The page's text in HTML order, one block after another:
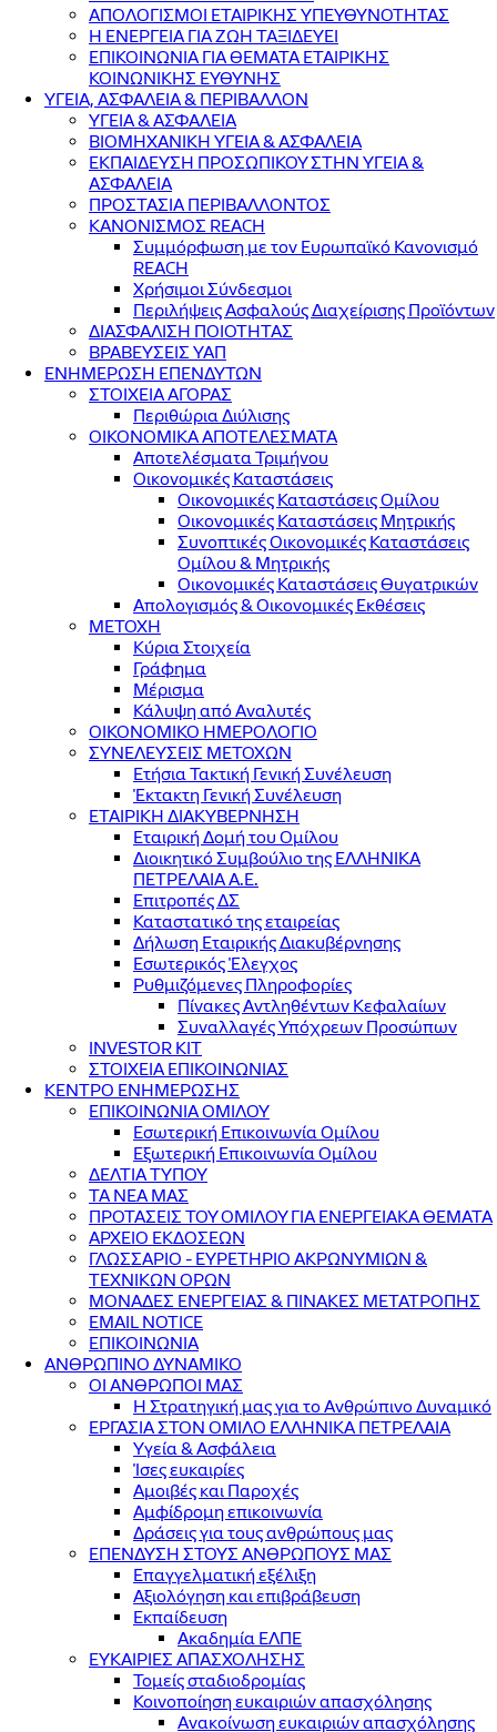
ΑΠΟΛΟΓΙΣΜΟΙ ΕΤΑΙΡΙΚΗΣ ΥΠΕΥΘΥΝΟΤΗΤΑΣ
Η ΕΝΕΡΓΕΙΑ ΓΙΑ ΖΩΗ ΤΑΞΙΔΕΥΕΙ
ΕΠΙΚΟΙΝΩΝΙΑ ΓΙΑ ΘΕΜΑΤΑ ΕΤΑΙΡΙΚΗΣ
ΚΟΙΝΩΝΙΚΗΣ ΕΥΘΥΝΗΣ
ΥΓΕΙΑ, ΑΣΦΑΛΕΙΑ & ΠΕΡΙΒΑΛΛΟΝ
ΥΓΕΙΑ & ΑΣΦΑΛΕΙΑ
ΒΙΟΜΗΧΑΝΙΚΗ ΥΓΕΙΑ & ΑΣΦΑΛΕΙΑ
ΕΚΠΑΙΔΕΥΣΗ ΠΡΟΣΩΠΙΚΟΥ ΣΤΗΝ ΥΓΕΙΑ &
ΑΣΦΑΛΕΙΑ
ΠΡΟΣΤΑΣΙΑ ΠΕΡΙΒΑΛΛΟΝΤΟΣ
ΚΑΝΟΝΙΣΜΟΣ REACH
Συμμόρφωση με τον Ευρωπαϊκό Κανονισμό
REACH
Χρήσιμοι Σύνδεσμοι
Περιλήψεις Ασφαλούς Διαχείρισης Προϊόντων
ΔΙΑΣΦΑΛΙΣΗ ΠΟΙΟΤΗΤΑΣ
ΒΡΑΒΕΥΣΕΙΣ ΥΑΠ
ΕΝΗΜΕΡΩΣΗ ΕΠΕΝΔΥΤΩΝ
ΣΤΟΙΧΕΙΑ ΑΓΟΡΑΣ
Περιθώρια Διύλισης
ΟΙΚΟΝΟΜΙΚΑ ΑΠΟΤΕΛΕΣΜΑΤΑ
Αποτελέσματα Τριμήνου
Οικονομικές Καταστάσεις
Οικονομικές Καταστάσεις Ομίλου
Οικονομικές Καταστάσεις Μητρικής
Συνοπτικές Οικονομικές Καταστάσεις
Ομίλου & Μητρικής
Οικονομικές Καταστάσεις Θυγατρικών
Απολογισμός & Οικονομικές Εκθέσεις
ΜΕΤΟΧΗ
Κύρια Στοιχεία
Γράφημα
Μέρισμα
Κάλυψη από Αναλυτές
ΟΙΚΟΝΟΜΙΚΟ ΗΜΕΡΟΛΟΓΙΟ
ΣΥΝΕΛΕΥΣΕΙΣ ΜΕΤΟΧΩΝ
Ετήσια Τακτική Γενική Συνέλευση
Έκτακτη Γενική Συνέλευση
ΕΤΑΙΡΙΚΗ ΔΙΑΚΥΒΕΡΝΗΣΗ
Εταιρική Δομή του Ομίλου
Διοικητικό Συμβούλιο της ΕΛΛΗΝΙΚΑ
ΠΕΤΡΕΛΑΙΑ Α.Ε.
Επιτροπές ΔΣ
Καταστατικό της εταιρείας
Δήλωση Εταιρικής Διακυβέρνησης
Εσωτερικός Έλεγχος
Ρυθμιζόμενες Πληροφορίες
Πίνακες Αντληθέντων Κεφαλαίων
Συναλλαγές Υπόχρεων Προσώπων
INVESTOR KIT
ΣΤΟΙΧΕΙΑ ΕΠΙΚΟΙΝΩΝΙΑΣ
ΚΕΝΤΡΟ ΕΝΗΜΕΡΩΣΗΣ
ΕΠΙΚΟΙΝΩΝΙΑ ΟΜΙΛΟΥ
Εσωτερική Επικοινωνία Ομίλου
Εξωτερική Επικοινωνία Ομίλου
ΔΕΛΤΙΑ ΤΥΠΟΥ
ΤΑ ΝΕΑ ΜΑΣ
ΠΡΟΤΑΣΕΙΣ ΤΟΥ ΟΜΙΛΟΥ ΓΙΑ ΕΝΕΡΓΕΙΑΚΑ ΘΕΜΑΤΑ
ΑΡΧΕΙΟ ΕΚΔΟΣΕΩΝ
ΓΛΩΣΣΑΡΙΟ - ΕΥΡΕΤΗΡΙΟ ΑΚΡΩΝΥΜΙΩΝ &
ΤΕΧΝΙΚΩΝ ΟΡΩΝ
ΜΟΝΑΔΕΣ ΕΝΕΡΓΕΙΑΣ & ΠΙΝΑΚΕΣ ΜΕΤΑΤΡΟΠΗΣ
EMAIL NOTICE
ΕΠΙΚΟΙΝΩΝΙΑ
ΑΝΘΡΩΠΙΝΟ ΔΥΝΑΜΙΚΟ
ΟΙ ΑΝΘΡΩΠΟΙ ΜΑΣ
Η Στρατηγική μας για το Ανθρώπινο Δυναμικό
ΕΡΓΑΣΙΑ ΣΤΟΝ ΟΜΙΛΟ ΕΛΛΗΝΙΚΑ ΠΕΤΡΕΛΑΙΑ
Υγεία & Ασφάλεια
Ίσες ευκαιρίες
Αμοιβές και Παροχές
Αμφίδρομη επικοινωνία
Δράσεις για τους ανθρώπους μας
ΕΠΕΝΔΥΣΗ ΣΤΟΥΣ ΑΝΘΡΩΠΟΥΣ ΜΑΣ
Επαγγελματική εξέλιξη
Αξιολόγηση και επιβράβευση
Εκπαίδευση
Ακαδημία ΕΛΠΕ
ΕΥΚΑΙΡΙΕΣ ΑΠΑΣΧΟΛΗΣΗΣ
Τομείς σταδιοδρομίας
Κοινοποίηση ευκαιριών απασχόλησης
Ανακοίνωση ευκαιριών απασχόλησης